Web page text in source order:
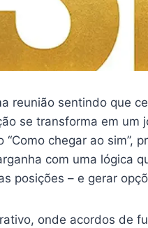
reunião sentindo que
se transforma em um
“Como chegar ao sim”,
com uma lógica
posições – e gerar
onde acordos de